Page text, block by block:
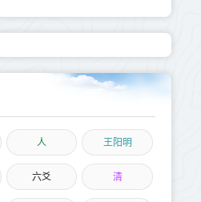
人 王阳明
六爻 清